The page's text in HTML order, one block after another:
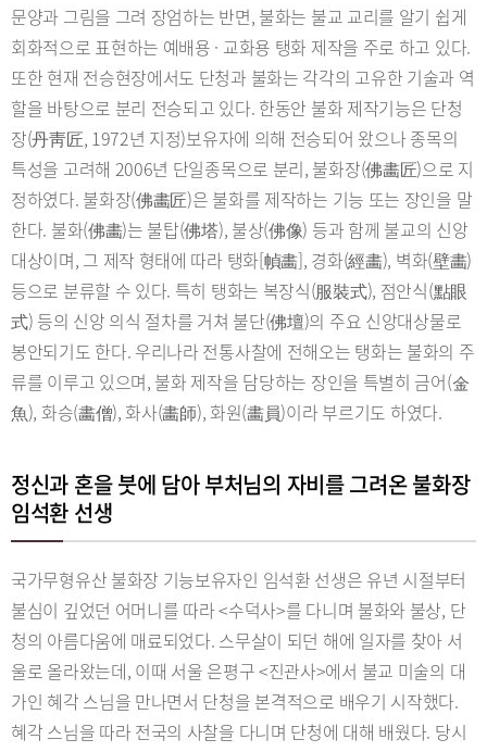
문양과 그림을 그려 장엄하는 반면, 불화는 불교 교리를 알기 쉽게
회화적으로 표현하는 예배용 · 교화용 탱화 제작을 주로 하고 있다.
또한 현재 전승현장에서도 단청과 불화는 각각의 고유한 기술과 역
할을 바탕으로 분리 전승되고 있다. 한동안 불화 제작기능은 단청
장(丹靑匠, 1972년 지정)보유자에 의해 전승되어 왔으나 종목의
특성을 고려해 2006년 단일종목으로 분리, 불화장(佛畵匠)으로 지
정하였다. 불화장(佛畵匠)은 불화를 제작하는 기능 또는 장인을 말
한다. 불화(佛畵)는 불탑(佛塔), 불상(佛像) 등과 함께 불교의 신앙
대상이며, 그 제작 형태에 따라 탱화[幀畵], 경화(經畵), 벽화(壁畵)
등으로 분류할 수 있다. 특히 탱화는 복장식(服裝式), 점안식(點眼
式) 등의 신앙 의식 절차를 거쳐 불단(佛壇)의 주요 신앙대상물로
봉안되기도 한다. 우리나라 전통사찰에 전해오는 탱화는 불화의 주
류를 이루고 있으며, 불화 제작을 담당하는 장인을 특별히 금어(金
魚), 화승(畵僧), 화사(畵師), 화원(畵員)이라 부르기도 하였다.
정신과 혼을 붓에 담아 부처님의 자비를 그려온 불화장
임석환 선생
국가무형유산 불화장 기능보유자인 임석환 선생은 유년 시절부터
불심이 깊었던 어머니를 따라 <수덕사>를 다니며 불화와 불상, 단
청의 아름다움에 매료되었다. 스무살이 되던 해에 일자를 찾아 서
울로 올라왔는데, 이때 서울 은평구 <진관사>에서 불교 미술의 대
가인 혜각 스님을 만나면서 단청을 본격적으로 배우기 시작했다.
혜각 스님을 따라 전국의 사찰을 다니며 단청에 대해 배웠다. 당시